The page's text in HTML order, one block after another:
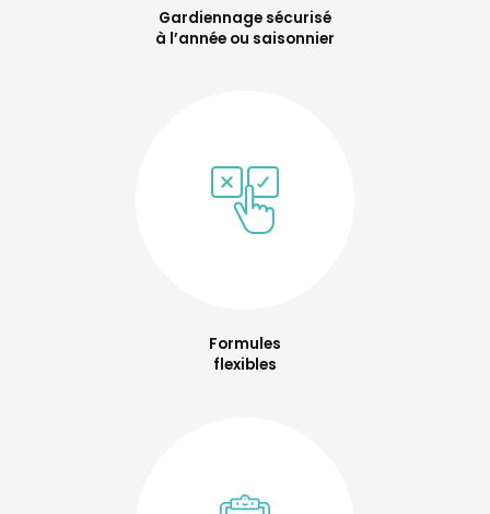
Gardiennage sécurisé
à l’année ou saisonnier
Formules
flexibles